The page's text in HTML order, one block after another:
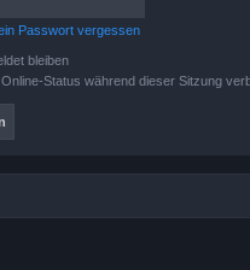
Passwort vergessen
bleiben
Online-Status während dieser Sitzung